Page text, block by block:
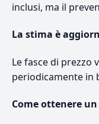
inclusi, ma il
La stima è
Le fasce di prezzo
periodicamente in
Come ottenere